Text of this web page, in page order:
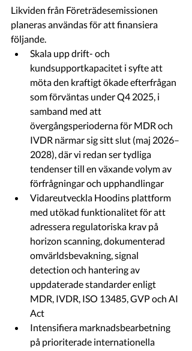
Likviden från Företrädesemissionen
planeras användas för att finansiera
följande.
Skala upp drift- och
kundsupportkapacitet i syfte att
möta den kraftigt ökade efterfrågan
som förväntas under Q4 2025, i
samband med att
övergångsperioderna för MDR och
IVDR närmar sig sitt slut (maj 2026–
2028), där vi redan ser tydliga
tendenser till en växande volym av
förfrågningar och upphandlingar
Vidareutveckla Hoodins plattform
med utökad funktionalitet för att
adressera regulatoriska krav på
horizon scanning, dokumenterad
omvärldsbevakning, signal
detection och hantering av
uppdaterade standarder enligt
MDR, IVDR, ISO 13485, GVP och AI
Act
Intensifiera marknadsbearbetning
på prioriterade internationella